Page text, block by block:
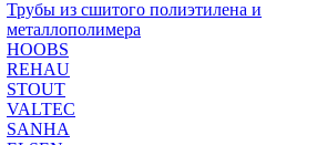
Трубы из сшитого полиэтилена и
металлополимера
HOOBS
REHAU
STOUT
VALTEC
SANHA